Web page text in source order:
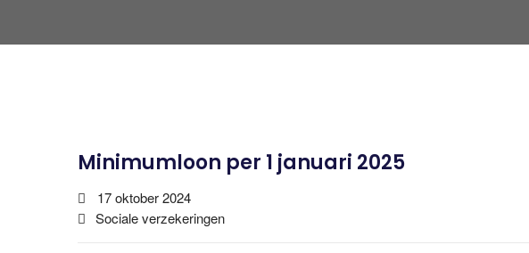
Minimumloon per 1 januari 2025
17 oktober 2024
Sociale verzekeringen